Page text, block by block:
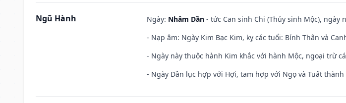
Ngũ Hành Ngày: Nhâm Dần - tức Can sinh Chi (Thủy sinh Mộc), ngày
- Nạp âm: Ngày Kim Bạc Kim, kỵ các tuổi: Bính Thân và
- Ngày này thuộc hành Kim khắc với hành Mộc, ngoại trừ
- Ngày Dần lục hợp với Hợi, tam hợp với Ngọ và Tuất